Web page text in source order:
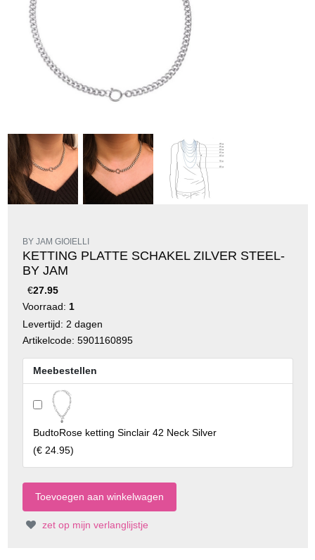
BY JAM GIOIELLI
KETTING PLATTE SCHAKEL ZILVER STEEL-
BY JAM
€27.95
Voorraad: 1
Levertijd: 2 dagen
Artikelcode: 5901160895
Meebestellen
BudtoRose ketting Sinclair 42 Neck Silver
(€ 24.95)
zet op mijn verlanglijstje